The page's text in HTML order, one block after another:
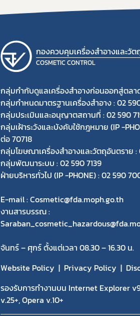
กองควบคุมเครื่องสำอางและวัต
COSMETIC CONTROL
กลุ่มกำกับดูแลเครื่องสำอางก่อนออกสู่ตลา
กลุ่มกำหนดมาตรฐานเครื่องสำอาง : 02
กลุ่มประเมินและอนุญาตสถานที่ : 02 590
กลุ่มเฝ้าระวังและบังคับใช้กฎหมาย (IP -
ต่อ 70718
กลุ่มโฆษณาเครื่องสำอางและวัตถุอันตราย :
กลุ่มพัฒนาระบบ : 02 590 7139
ฝ่ายบริหารทั่วไป (IP -PHONE) : 02 590
E-mail : Cosmetic@fda.moph.go.th
งานสารบรรณ :
จันทร์ – ศุกร์ ตั้งแต่เวลา 08.30 – 16.30 น.
Website Policy
Privacy Policy
รองรับการทำงานบน Internet Explorer
v.25+, Opera v.10+